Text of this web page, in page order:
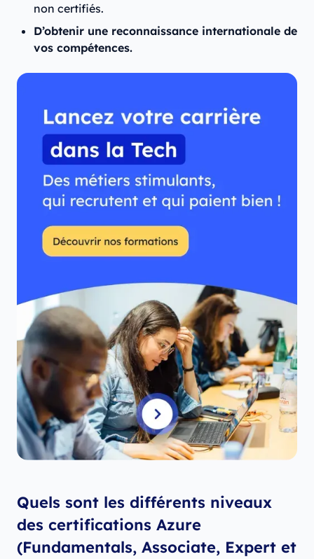
non certifiés.
D’obtenir une reconnaissance internationale de
vos compétences.
Quels sont les différents niveaux
des certifications Azure
(Fundamentals, Associate, Expert et